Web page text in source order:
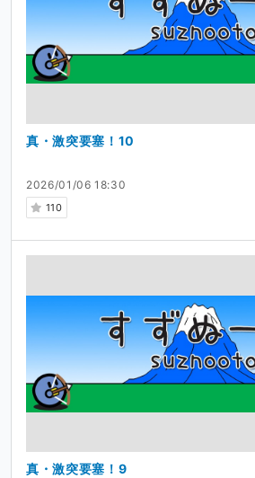
2026/01/06 18:30
110
真・激突要塞！10
真・激突要塞！9